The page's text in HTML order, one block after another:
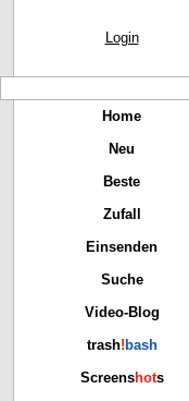
Login
Home
Neu
Beste
Zufall
Einsenden
Suche
Video-Blog
trash! bash
Screenshots